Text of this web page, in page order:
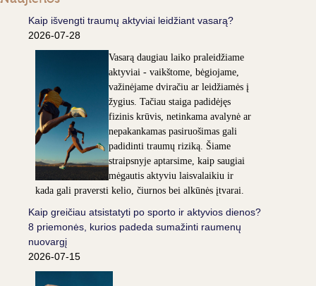
Kaip išvengti traumų aktyviai leidžiant vasarą?
2026-07-28
Vasarą daugiau laiko praleidžiame
aktyviai - vaikštome, bėgiojame,
važinėjame dviračiu ar leidžiamės į
žygius. Tačiau staiga padidėjęs
fizinis krūvis, netinkama avalynė ar
nepakankamas pasiruošimas gali
padidinti traumų riziką. Šiame
straipsnyje aptarsime, kaip saugiai
mėgautis aktyviu laisvalaikiu ir
kada gali praversti kelio, čiurnos bei alkūnės įtvarai.
Kaip greičiau atsistatyti po sporto ir aktyvios dienos?
8 priemonės, kurios padeda sumažinti raumenų
nuovargį
2026-07-15